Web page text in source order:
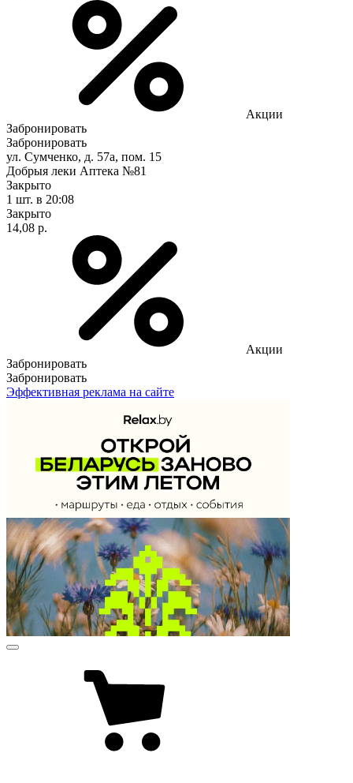
Акции
Забронировать
Забронировать
ул. Сумченко, д. 57а, пом. 15
Добрыя леки Аптека №81
Закрыто
1 шт. в 20:08
Закрыто
14,08 р.
Акции
Забронировать
Забронировать
Эффективная реклама на сайте